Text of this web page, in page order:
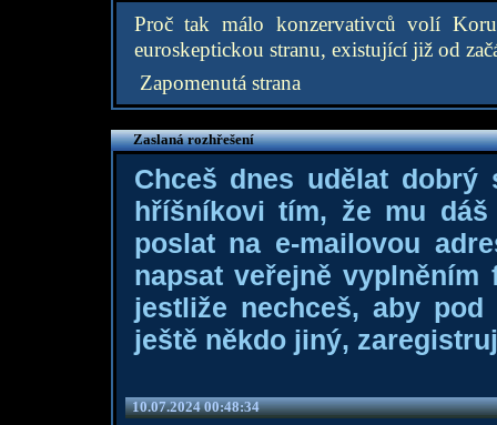
Proč tak málo konzervativců volí
euroskeptickou stranu, existující již od
Zapomenutá strana
Zaslaná rozhřešení
Chceš dnes udělat dobrý
hříšníkovi tím, že mu
poslat na e-mailovou
napsat veřejně
jestliže nechceš, aby
ještě někdo jiný,
10.07.2024 00:48:34